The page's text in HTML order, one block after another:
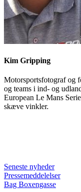
Kim Gripping
Motorsportsfotograf og
og teams i ind- og
European Le Mans
skæve vinkler.
Seneste nyheder
Pressemeddelelser
Bag Boxengasse